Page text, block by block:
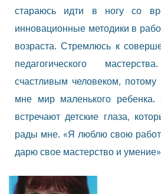
стараюсь идти в ногу со
инновационные методики в
возраста. Стремлюсь к
педагогического
счастливым человеком, потому
мне мир маленького
встречают детские глаза,
рады мне. «Я люблю свою
дарю свое мастерство и умение»